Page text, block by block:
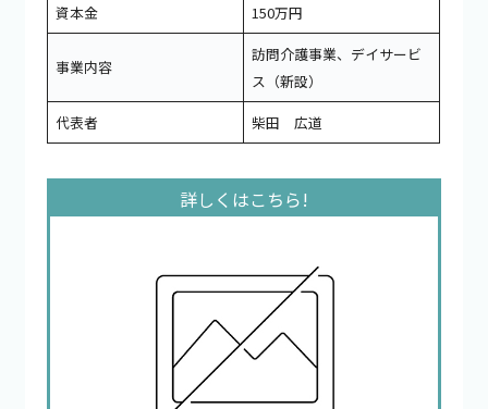
資本金
150万円
事業内容
訪問介護事業、デイサービ
ス（新設）
代表者
柴田 広道